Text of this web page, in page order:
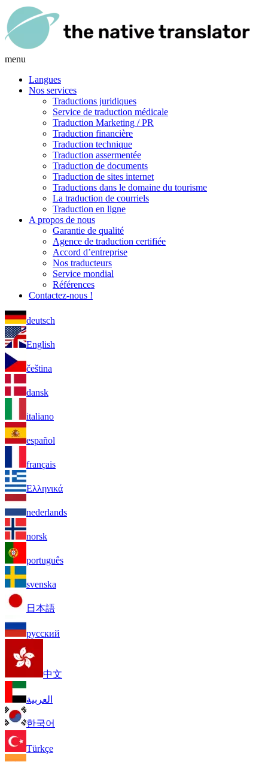
menu
Langues
Nos services
Traductions juridiques
Service de traduction médicale
Traduction Marketing / PR
Traduction financière
Traduction technique
Traduction assermentée
Traduction de documents
Traduction de sites internet
Traductions dans le domaine du tourisme
La traduction de courriels
Traduction en ligne
A propos de nous
Garantie de qualité
Agence de traduction certifiée
Accord d’entreprise
Nos traducteurs
Service mondial
Références
Contactez-nous !
deutsch
English
čeština
dansk
italiano
español
français
Ελληνικά
nederlands
norsk
português
svenska
日本語
русский
中文
العربية
한국어
Türkçe